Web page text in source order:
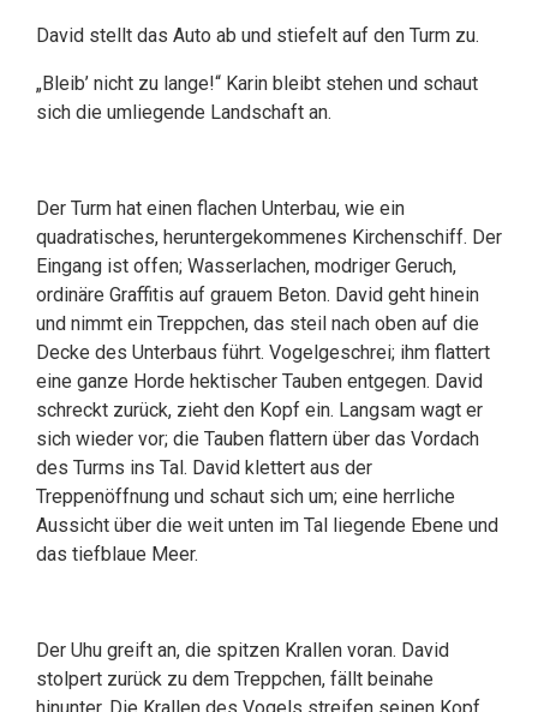
David stellt das Auto ab und stiefelt auf den Turm zu.
„Bleib’ nicht zu lange!“ Karin bleibt stehen und schaut
sich die umliegende Landschaft an.
Der Turm hat einen flachen Unterbau, wie ein
quadratisches, heruntergekommenes Kirchenschiff. Der
Eingang ist offen; Wasserlachen, modriger Geruch,
ordinäre Graffitis auf grauem Beton. David geht hinein
und nimmt ein Treppchen, das steil nach oben auf die
Decke des Unterbaus führt. Vogelgeschrei; ihm flattert
eine ganze Horde hektischer Tauben entgegen. David
schreckt zurück, zieht den Kopf ein. Langsam wagt er
sich wieder vor; die Tauben flattern über das Vordach
des Turms ins Tal. David klettert aus der
Treppenöffnung und schaut sich um; eine herrliche
Aussicht über die weit unten im Tal liegende Ebene und
das tiefblaue Meer.
Der Uhu greift an, die spitzen Krallen voran. David
stolpert zurück zu dem Treppchen, fällt beinahe